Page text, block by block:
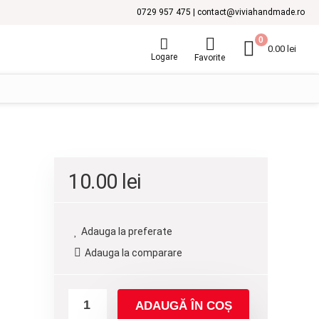
0729 957 475 | contact@viviahandmade.ro
Logare Favorite
0
0.00 lei
10.00 lei
Adauga la preferate
Adauga la comparare
ADAUGĂ ÎN COȘ